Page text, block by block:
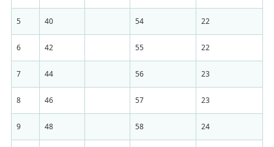
5 40 54 22
6 42 55 22
7 44 56 23
8 46 57 23
9 48 58 24